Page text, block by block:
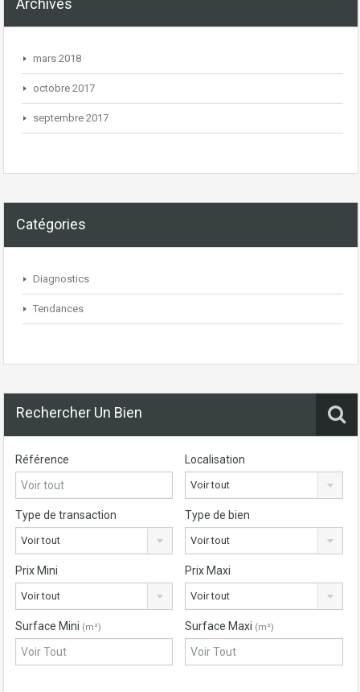
Archives
mars 2018
octobre 2017
septembre 2017
Catégories
Diagnostics
Tendances
Rechercher Un Bien
Référence Localisation
Voir tout
Type de transaction
Voir tout
Type de bien
Voir tout
Prix Mini
Voir tout
Prix Maxi
Voir tout
Surface Mini (m²) Surface Maxi (m²)